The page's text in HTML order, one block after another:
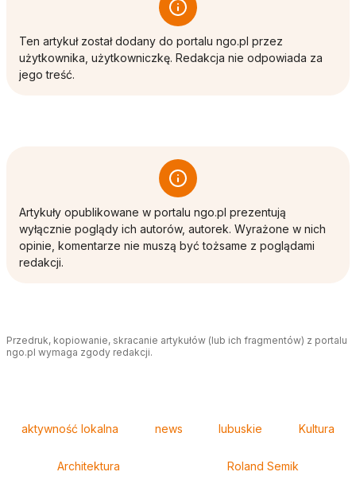
Ten artykuł został dodany do portalu ngo.pl przez
użytkownika, użytkowniczkę. Redakcja nie odpowiada za
jego treść.
Artykuły opublikowane w portalu ngo.pl prezentują
wyłącznie poglądy ich autorów, autorek. Wyrażone w nich
opinie, komentarze nie muszą być tożsame z poglądami
redakcji.
Przedruk, kopiowanie, skracanie artykułów (lub ich fragmentów) z portalu
ngo.pl wymaga zgody redakcji.
aktywność lokalna news lubuskie Kultura
Architektura Roland Semik